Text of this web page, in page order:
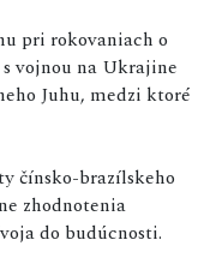
pri rokovaniach o
vojnou na Ukrajine
Juhu, medzi ktoré
čínsko-brazílskeho
zhodnotenia
do budúcnosti.